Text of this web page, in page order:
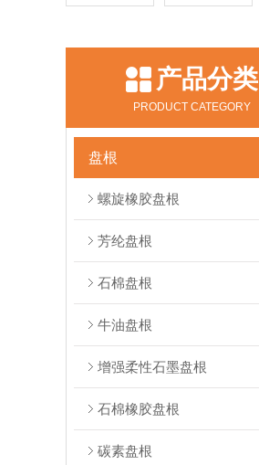
产品分类
PRODUCT CATEGORY
盘根
螺旋橡胶盘根
芳纶盘根
石棉盘根
牛油盘根
增强柔性石墨盘根
石棉橡胶盘根
碳素盘根